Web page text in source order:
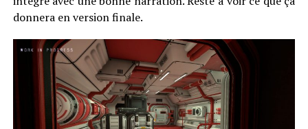
donnera en version finale.